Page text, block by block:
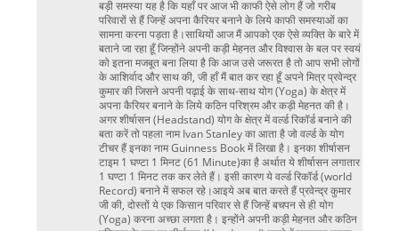
बड़ी समस्या यह है कि यहाँ पर आज भी काफी ऐसे लोग हैं जो गरीब
परिवारों से हैं जिन्हें अपना कैरियर बनाने के लिये काफी समस्याओं का
सामना करना पड़ता है।साथियों आज मैं आपको एक ऐसे व्यक्ति के बारे में
बताने जा रहा हूँ जिन्होंने अपनी कड़ी मेहनत और विश्वास के बल पर स्वयं
को इतना मजबूत बना लिया है कि आज उसे जरूरत है तो आप सभी लोगों
के आशिर्वाद और साथ की, जी हाँ मैं बात कर रहा हूँ अपने मित्र प्रवेन्द्र
कुमार की जिसने अपनी पढ़ाई के साथ-साथ योग (Yoga) के क्षेत्र में
अपना कैरियर बनाने के लिये कठिन परिश्रम और कड़ी मेहनत की है।
अगर शीर्षासन (Headstand) योग के क्षेत्र में वर्ल्ड रिकॉर्ड बनाने की
बता करें तो पहला नाम Ivan Stanley का आता है जो वर्ल्ड के योग
टीचर हैं इनका नाम Guinness Book में लिखा है। इनका शीर्षासन
टाइम 1 घण्टा 1 मिनट (61 Minute)का है अर्थात ये शीर्षासन लगातार
1 घण्टा 1 मिनट तक कर लेते हैं। इसी कारण ये वर्ल्ड रिकॉर्ड (world
Record) बनाने में सफल रहे।आइये अब बात करते हैं प्रवेन्द्र कुमार
जी की, दोस्तों ये एक किसान परिवार से हैं जिन्हें बचपन से ही योग
(Yoga) करना अच्छा लगता है। इन्होंने अपनी कड़ी मेहनत और कठिन